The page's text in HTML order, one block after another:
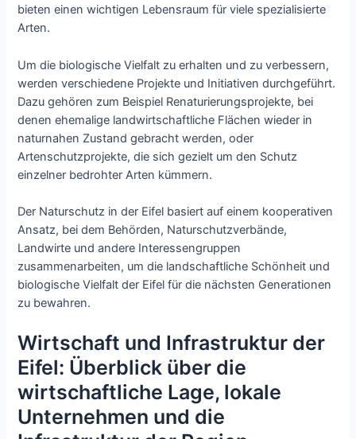
bieten einen wichtigen Lebensraum für viele spezialisierte
Arten.
Um die biologische Vielfalt zu erhalten und zu verbessern,
werden verschiedene Projekte und Initiativen durchgeführt.
Dazu gehören zum Beispiel Renaturierungsprojekte, bei
denen ehemalige landwirtschaftliche Flächen wieder in
naturnahen Zustand gebracht werden, oder
Artenschutzprojekte, die sich gezielt um den Schutz
einzelner bedrohter Arten kümmern.
Der Naturschutz in der Eifel basiert auf einem kooperativen
Ansatz, bei dem Behörden, Naturschutzverbände,
Landwirte und andere Interessengruppen
zusammenarbeiten, um die landschaftliche Schönheit und
biologische Vielfalt der Eifel für die nächsten Generationen
zu bewahren.
Wirtschaft und Infrastruktur der
Eifel: Überblick über die
wirtschaftliche Lage, lokale
Unternehmen und die